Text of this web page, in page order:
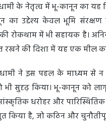
के नेतृत्व में भू-कानून का
का उद्देश्य केवल भूमि
रोकथाम में भी सहायक है।
रखने की दिशा में यह एक मील
ने इस पहल के माध्यम से न
भी सुदृढ़ किया। भू-कानून को
धरोहर और
किया है, जो कठिन और